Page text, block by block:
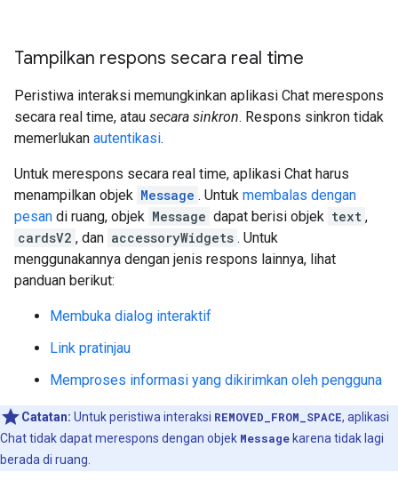
Tampilkan respons secara real time
Peristiwa interaksi memungkinkan aplikasi Chat merespons
secara real time, atau secara sinkron. Respons sinkron tidak
memerlukan autentikasi.
Untuk merespons secara real time, aplikasi Chat harus
menampilkan objek Message . Untuk membalas dengan
pesan di ruang, objek Message dapat berisi objek text ,
cardsV2 , dan accessoryWidgets . Untuk
menggunakannya dengan jenis respons lainnya, lihat
panduan berikut:
Membuka dialog interaktif
Link pratinjau
Memproses informasi yang dikirimkan oleh pengguna
Catatan: Untuk peristiwa interaksi REMOVED_FROM_SPACE, aplikasi
Chat tidak dapat merespons dengan objek Message karena tidak lagi
berada di ruang.